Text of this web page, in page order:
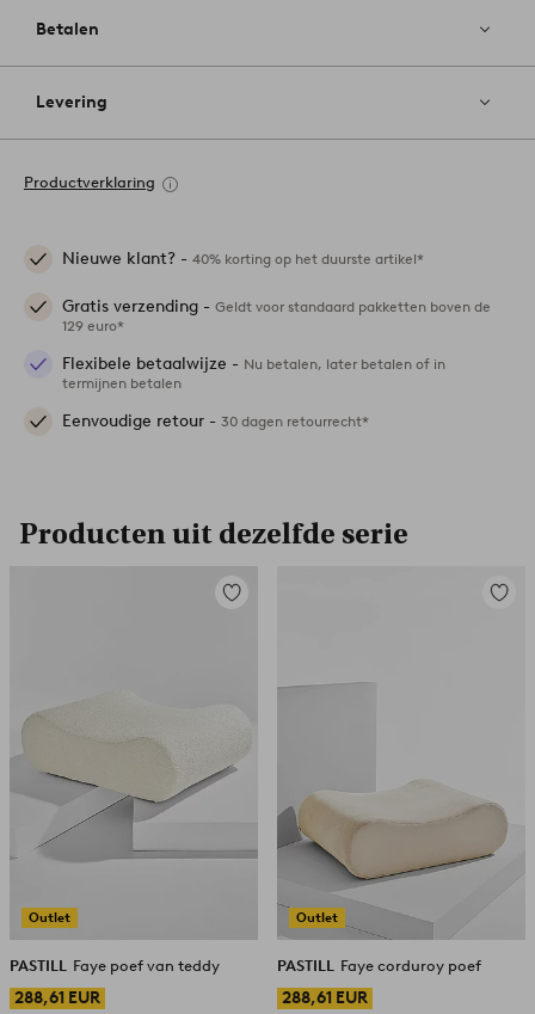
Betalen
Levering
Productverklaring
Nieuwe klant? - 40% korting op het duurste artikel*
Gratis verzending - Geldt voor standaard pakketten boven de
129 euro*
Flexibele betaalwijze - Nu betalen, later betalen of in
termijnen betalen
Eenvoudige retour - 30 dagen retourrecht*
Producten uit dezelfde serie
Outlet
Toevoegen
PASTILL Faye poef van teddy
288,61 EUR
Outlet
PASTILL Faye corduroy poef
288,61 EUR